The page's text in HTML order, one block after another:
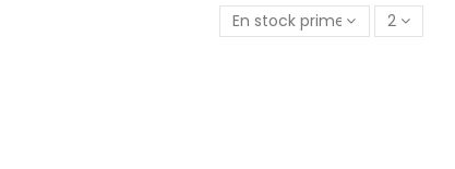
En stock primero 2